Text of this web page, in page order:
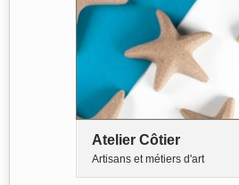
Atelier Côtier
Artisans et métiers d'art